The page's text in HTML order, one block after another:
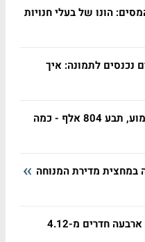
הונו של בעלי חנויות
נכנסים לתמונה: איך
פוטר אחרי 29 שנה בלי שימוע, תבע 804 אלף - כמה
תל בנימין: באותו בניין ירדו ארבעה חדרים מ-4.12